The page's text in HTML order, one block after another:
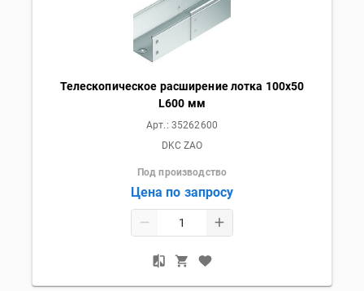
Телескопическое расширение лотка 100х50
L600 мм
Арт.: 35262600
DKC ZAO
Под производство
Цена по запросу